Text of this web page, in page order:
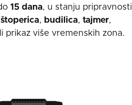
15 dana, u stanju pripravnosti
štoperica, budilica,tajmer,
prikazviševremenskih zona.